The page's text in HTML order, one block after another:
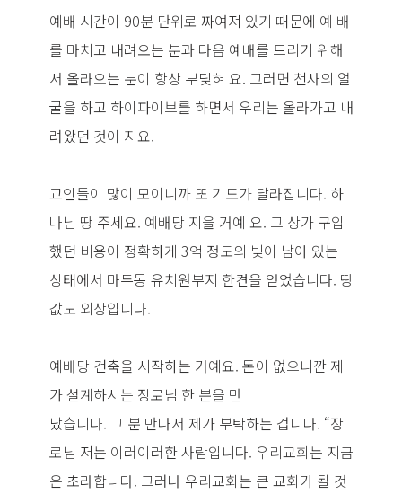
예배 시간이 90분 단위로 짜여져 있기 때문에 예 배
를 마치고 내려오는 분과 다음 예배를 드리기 위해
서 올라오는 분이 항상 부딪혀 요. 그러면 천사의 얼
굴을 하고 하이파이브를 하면서 우리는 올라가고 내
려왔던 것이 지요.
교인들이 많이 모이니까 또 기도가 달라집니다. 하
나님 땅 주세요. 예배당 지을 거예 요. 그 상가 구입
했던 비용이 정확하게 3억 정도의 빚이 남아 있는
상태에서 마두동 유치원부지 한켠을 얻었습니다. 땅
값도 외상입니다.
예배당 건축을 시작하는 거예요. 돈이 없으니깐 제
가 설계하시는 장로님 한 분을 만
났습니다. 그 분 만나서 제가 부탁하는 겁니다. “장
로님 저는 이러이러한 사람입니다. 우리교회는 지금
은 초라합니다. 그러나 우리교회는 큰 교회가 될 것